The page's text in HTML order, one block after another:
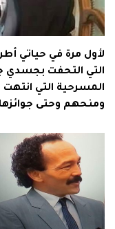
لأول مرة في حياتي
التي التحفت بجسدي
المسرحية التي
ومنحهم وحتى